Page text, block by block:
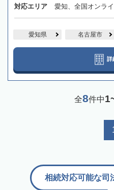
対応エリア 愛知、全国オンラ
愛知県 名古屋市
詳
全8件中
相続対応可能な司